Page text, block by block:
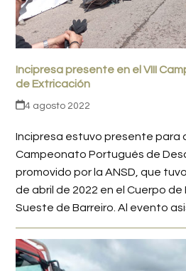
Incipresa presente en el VIII
de Extricación
4 agosto 2022
Incipresa estuvo presente para
Campeonato Portugués de
promovido por la ANSD, que
de abril de 2022 en el Cuerpo de
Sueste de Barreiro. Al evento